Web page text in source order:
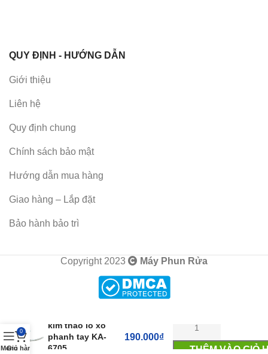
QUY ĐỊNH - HƯỚNG DẪN
Giới thiệu
Liên hệ
Quy định chung
Chính sách bảo mật
Hướng dẫn mua hàng
Giao hàng – Lắp đặt
Bảo hành bảo trì
Copyright 2023 Máy Phun Rửa
kìm tháo lò xo
phanh tay KA-
6705
190.000₫
THÊM VÀO GIỎ
Menu
0
Giỏ hàng